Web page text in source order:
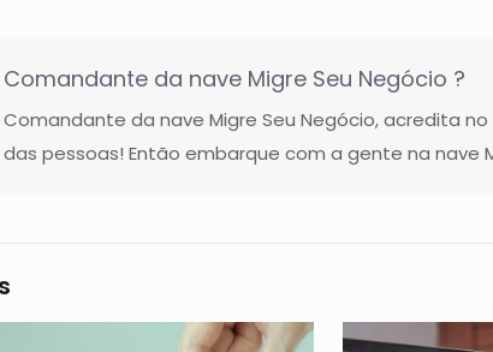
Comandante da nave Migre Seu Negócio ?
Comandante da nave Migre Seu Negócio, acredita
das pessoas! Então embarque com a gente na nave